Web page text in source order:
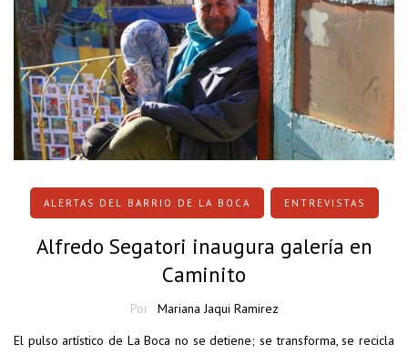
ALERTAS DEL BARRIO DE LA BOCA ENTREVISTAS
Alfredo Segatori inaugura galería en
Caminito
Por
Mariana Jaqui Ramirez
El pulso artístico de La Boca no se detiene; se transforma, se recicla